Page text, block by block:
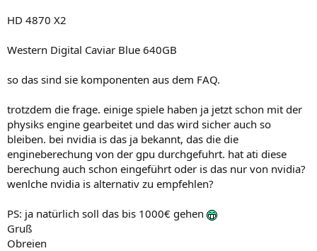
HD 4870 X2
Western Digital Caviar Blue 640GB
so das sind sie komponenten aus dem FAQ.
trotzdem die frage. einige spiele haben ja jetzt schon mit der
physiks engine gearbeitet und das wird sicher auch so
bleiben. bei nvidia is das ja bekannt, das die die
engineberechung von der gpu durchgefuhrt. hat ati diese
berechung auch schon eingeführt oder is das nur von nvidia?
wenlche nvidia is alternativ zu empfehlen?
PS: ja natürlich soll das bis 1000€ gehen
Gruß
Obreien